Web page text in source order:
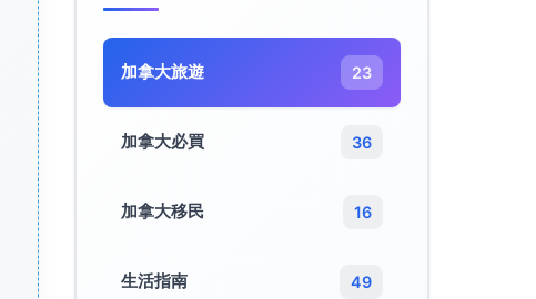
加拿大旅遊​ 23
加拿大必買 36
加拿大移民 16
生活指南 49